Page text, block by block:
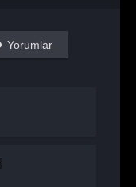
Yorumlar